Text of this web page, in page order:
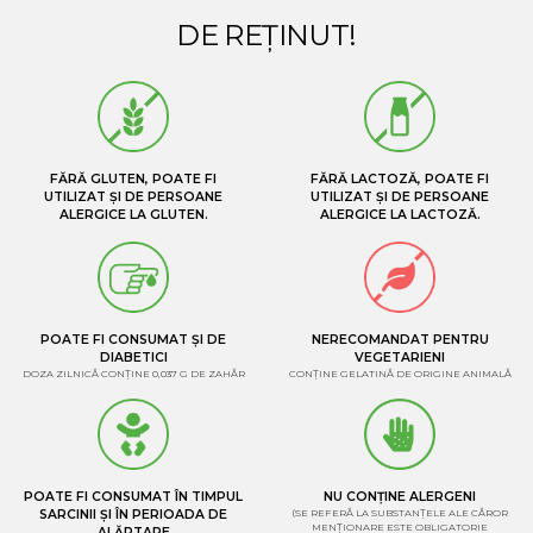
DE REȚINUT!
FĂRĂ GLUTEN, POATE FI
UTILIZAT ȘI DE PERSOANE
ALERGICE LA GLUTEN.
FĂRĂ LACTOZĂ, POATE FI
UTILIZAT ȘI DE PERSOANE
ALERGICE LA LACTOZĂ.
POATE FI CONSUMAT ȘI DE
DIABETICI
DOZA ZILNICĂ CONȚINE 0,037 G DE ZAHĂR
NERECOMANDAT PENTRU
VEGETARIENI
CONȚINE GELATINĂ DE ORIGINE ANIMALĂ
POATE FI CONSUMAT ÎN TIMPUL
SARCINII ȘI ÎN PERIOADA DE
NU CONȚINE ALERGENI
(SE REFERĂ LA SUBSTANȚELE ALE CĂROR
MENȚIONARE ESTE OBLIGATORIE